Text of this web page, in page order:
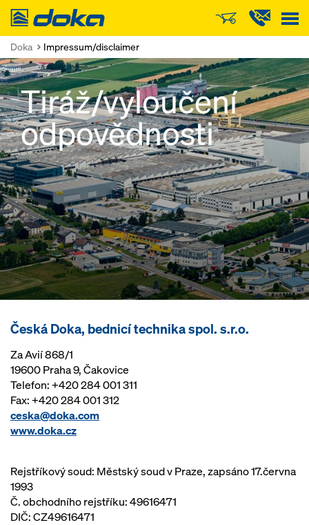
Doka
Doka Impressum/disclaimer
Tiráž/vyloučení
odpovědnosti
Česká Doka, bednicí technika spol. s.r.o.
Za Avií 868/1
19600 Praha 9, Čakovice
Telefon: +420 284 001 311
Fax: +420 284 001 312
ceska@doka.com
www.doka.cz
Rejstříkový soud: Městský soud v Praze, zapsáno 17.června
1993
Č. obchodního rejstříku: 49616471
DIČ: CZ49616471